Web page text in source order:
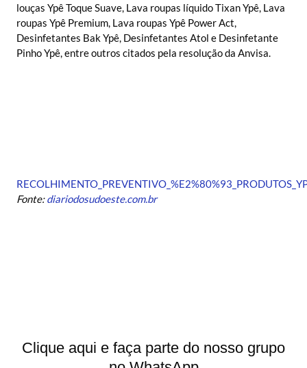
louças Ypê Toque Suave, Lava roupas líquido Tixan Ypê, Lava
roupas Ypê Premium, Lava roupas Ypê Power Act,
Desinfetantes Bak Ypê, Desinfetantes Atol e Desinfetante
Pinho Ypê, entre outros citados pela resolução da Anvisa.
Fonte:diariodosudoeste.com.br
Clique aqui e faça parte do nosso grupo